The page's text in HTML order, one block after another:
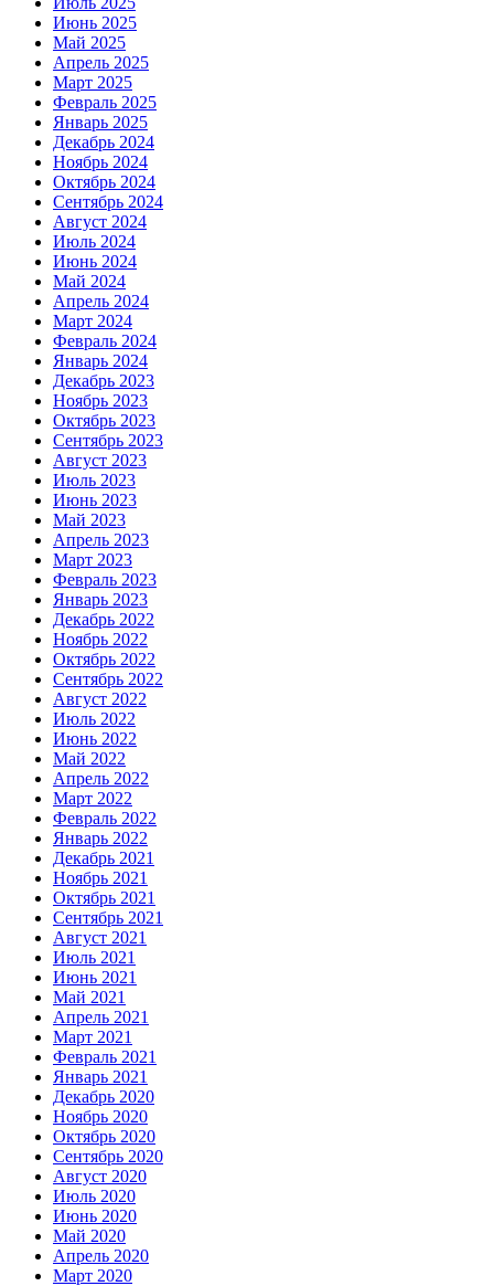
Июнь 2025
Май 2025
Апрель 2025
Март 2025
Февраль 2025
Январь 2025
Декабрь 2024
Ноябрь 2024
Октябрь 2024
Сентябрь 2024
Август 2024
Июль 2024
Июнь 2024
Май 2024
Апрель 2024
Март 2024
Февраль 2024
Январь 2024
Декабрь 2023
Ноябрь 2023
Октябрь 2023
Сентябрь 2023
Август 2023
Июль 2023
Июнь 2023
Май 2023
Апрель 2023
Март 2023
Февраль 2023
Январь 2023
Декабрь 2022
Ноябрь 2022
Октябрь 2022
Сентябрь 2022
Август 2022
Июль 2022
Июнь 2022
Май 2022
Апрель 2022
Март 2022
Февраль 2022
Январь 2022
Декабрь 2021
Ноябрь 2021
Октябрь 2021
Сентябрь 2021
Август 2021
Июль 2021
Июнь 2021
Май 2021
Апрель 2021
Март 2021
Февраль 2021
Январь 2021
Декабрь 2020
Ноябрь 2020
Октябрь 2020
Сентябрь 2020
Август 2020
Июль 2020
Июнь 2020
Май 2020
Апрель 2020
Март 2020